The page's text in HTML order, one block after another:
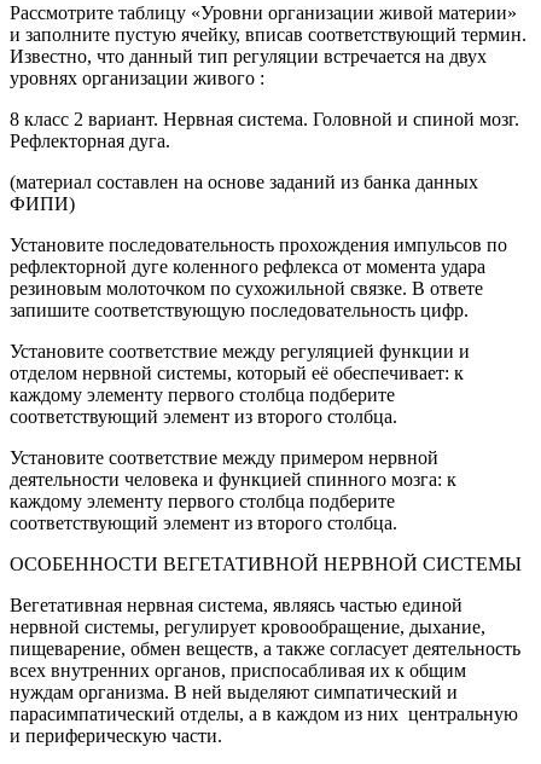
Рассмотрите таблицу «Уровни организации живой материи»
и заполните пустую ячейку, вписав соответствующий термин.
Известно, что данный тип регуляции встречается на двух
уровнях организации живого :
8 класс 2 вариант. Нервная система. Головной и спиной мозг.
Рефлекторная дуга.
(материал составлен на основе заданий из банка данных
ФИПИ)
Установите последовательность прохождения импульсов по
рефлекторной дуге коленного рефлекса от момента удара
резиновым молоточком по сухожильной связке. В ответе
запишите соответствующую последовательность цифр.
Установите соответствие между регуляцией функции и
отделом нервной системы, который её обеспечивает: к
каждому элементу первого столбца подберите
соответствующий элемент из второго столбца.
Установите соответствие между примером нервной
деятельности человека и функцией спинного мозга: к
каждому элементу первого столбца подберите
соответствующий элемент из второго столбца.
ОСОБЕННОСТИ ВЕГЕТАТИВНОЙ НЕРВНОЙ СИСТЕМЫ
Вегетативная нервная система, являясь частью единой
нервной системы, регулирует кровообращение, дыхание,
пищеварение, обмен веществ, а также согласует деятельность
всех внутренних органов, приспосабливая их к общим
нуждам организма. В ней выделяют симпатический и
парасимпатический отделы, а в каждом из них центральную
и периферическую части.